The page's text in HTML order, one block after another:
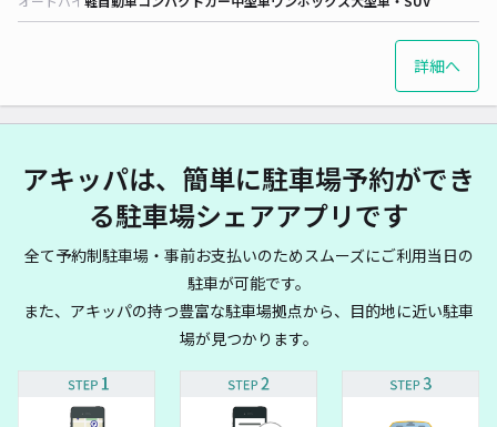
詳細へ
アキッパは、簡単に駐車場予約ができ
る駐車場シェアアプリです
全て予約制駐車場・事前お支払いのためスムーズにご利用当日の
駐車が可能です。
また、アキッパの持つ豊富な駐車場拠点から、目的地に近い駐車
場が見つかります。